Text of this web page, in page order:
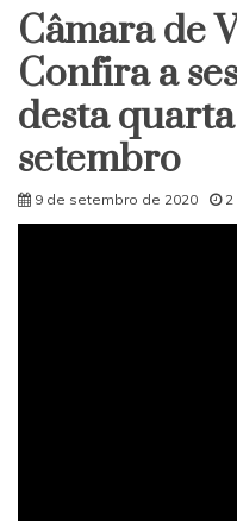
da
Câmara.
ligado!
Câmara de
Confira a
desta
setembro
9 de setembro de 2020